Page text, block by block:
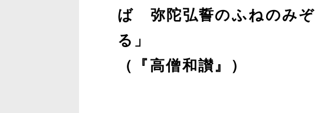
ば 弥陀弘誓のふねのみ
る」
（『高僧和讃』）